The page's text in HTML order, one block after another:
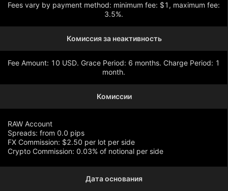
Fees vary by payment method: minimum fee: $1, maximum fee:
3.5%.
Комиссия за неактивность
Fee Amount: 10 USD. Grace Period: 6 months. Charge Period: 1
month.
Комиссии
RAW Account
Spreads: from 0.0 pips
FX Commission: $2.50 per lot per side
Crypto Commission: 0.03% of notional per side
Дата основания